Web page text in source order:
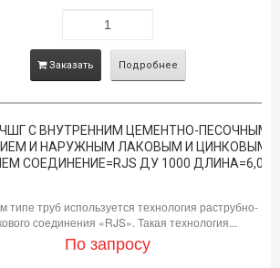
Заказать Подробнее
С ВНУТРЕННИМ ЦЕМЕНТНО-ПЕСОЧНЫМ
И НАРУЖНЫМ ЛАКОВЫМ И ЦИНКОВЫМ
СОЕДИНЕНИЕ=RJS ДУ 1000 ДЛИНА=6,0М
типе труб используется технология раструбно-
соединения «RJS». Такая технология...
По запросу